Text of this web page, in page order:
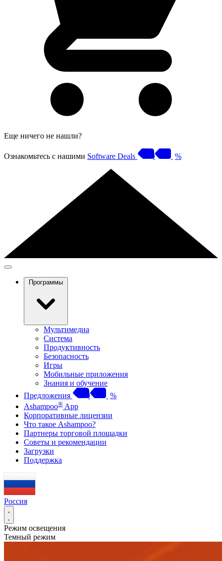
Еще ничего не нашли?
Ознакомьтесь с нашими Software Deals %
Программы
Мультимедиа
Система
Продуктивность
Безопасность
Игры
Мобильные приложения
Знания и обучение
Предложения
%
Ashampoo® App
Корпоративные лицензии
Что такое Ashampoo?
Партнеры торговой площадки
Советы и рекомендации
Загрузки
Поддержка
Россия
Режим освещения
Темный режим